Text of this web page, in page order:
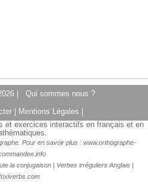
| Qui sommes nous ?
Mentions Légales
et exercices interactifs en français et en
Pour en savoir plus : www.orthographe-
la conjugaison| Verbes irréguliers Anglais |